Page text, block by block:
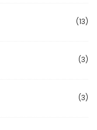
(13)
(3)
(3)